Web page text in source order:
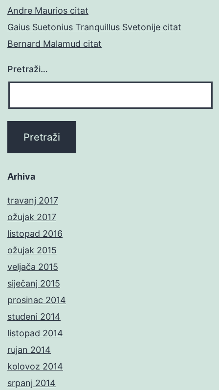
Andre Maurios citat
Gaius Suetonius Tranquillus Svetonije citat
Bernard Malamud citat
Pretraži…
Arhiva
travanj 2017
ožujak 2017
listopad 2016
ožujak 2015
veljača 2015
siječanj 2015
prosinac 2014
studeni 2014
listopad 2014
rujan 2014
kolovoz 2014
srpanj 2014